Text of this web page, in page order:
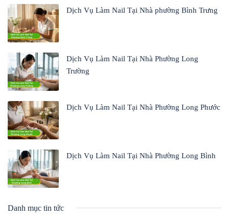
Dịch Vụ Làm Nail Tại Nhà phường Bình Trưng
Dịch Vụ Làm Nail Tại Nhà Phường Long
Trường
Dịch Vụ Làm Nail Tại Nhà Phường Long Phước
Dịch Vụ Làm Nail Tại Nhà Phường Long Bình
Danh mục tin tức